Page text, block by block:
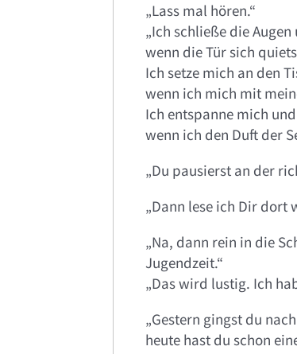
„Lass mal hören.“
„Ich schließe die
wenn die Tür sich
Ich setze mich an den
wenn ich mich mit
Ich entspanne mich
wenn ich den Duft der
„Du pausierst an der
„Dann lese ich Dir dort
„Na, dann rein in die
Jugendzeit.“
„Das wird lustig. Ich
„Gestern gingst du
heute hast du schon